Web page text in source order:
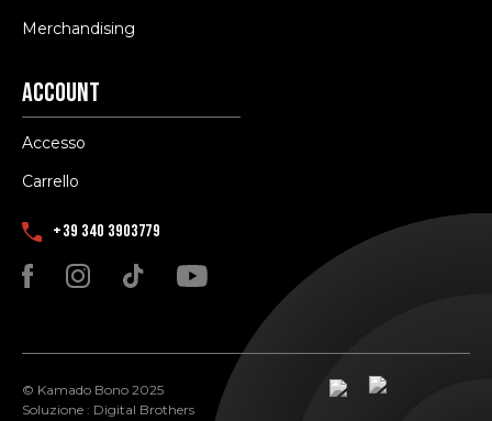
Merchandising
Account
Accesso
Carrello
+39 340 3903779
© Kamado Bono 2025
Soluzione : Digital Brothers